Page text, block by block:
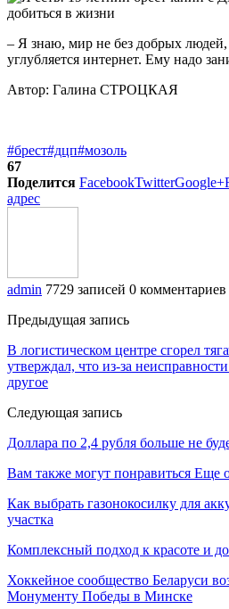
– Я знаю, мир не без добрых людей,
углубляется интернет. Ему надо
Автор: Галина СТРОЦКАЯ
#брест#дцп#мозоль
67
Поделится FacebookTwitterGoogle+
адрес
admin 7729 записей 0 комментариев
Предыдущая запись
В логистическом центре сгорел
утверждал, что из-за
другое
Следующая запись
Доллара по 2,4 рубля больше не
Вам также могут понравиться Еще
Как выбрать газонокосилку для
участка
Комплексный подход к красоте и
Хоккейное сообщество Беларуси
Монументу Победы в Минске